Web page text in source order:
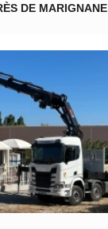
DE MARIGNANE